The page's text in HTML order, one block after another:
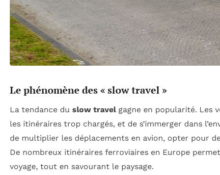
Le phénomène des « slow travel »
La tendance du slow travelgagne en popularité. Les
les itinéraires trop chargés, et de s’immerger dans
de multiplier les déplacements en avion, opter pour
De nombreux itinéraires ferroviaires en Europe
voyage, tout en savourant le paysage.